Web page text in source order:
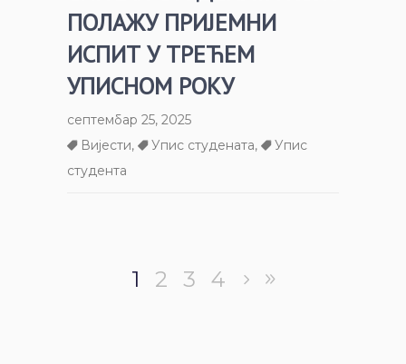
ПОЛАЖУ ПРИЈЕМНИ
ИСПИТ У ТРЕЋЕМ
УПИСНОМ РОКУ
септембар 25, 2025
Вијести, Упис студената,
Упис
студента
1 2 3 4